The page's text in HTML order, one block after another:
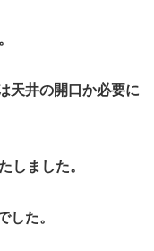
天井の開口か必要に
しました。
した。